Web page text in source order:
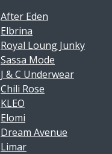
After Eden
Elbrina
Royal Loung Junky
Sassa Mode
J & C Underwear
Chili Rose
KLEO
Elomi
Dream Avenue
Limar